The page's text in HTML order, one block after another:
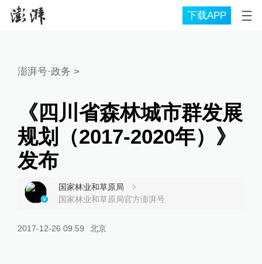
下载APP
澎湃号·政务 >
《四川省森林城市群发展
规划（2017-2020年）》
发布
国家林业和草原局
国家林业和草原局官方澎湃号
2017-12-26 09:59 北京